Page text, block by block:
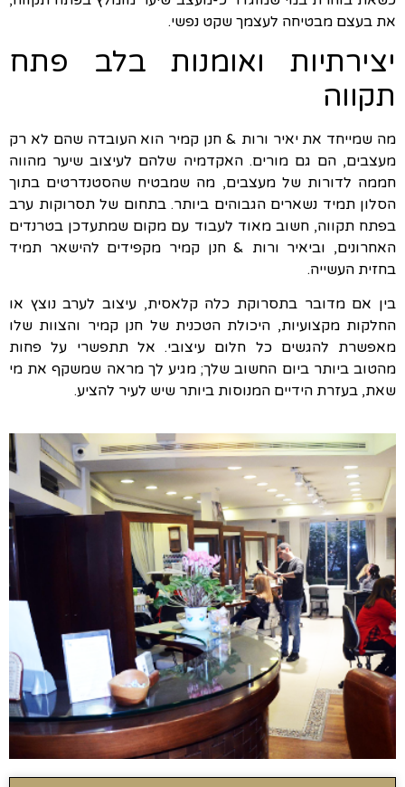
את בעצם מבטיחה לעצמך שקט נפשי.
יצירתיות ואומנות בלב פתח
תקווה
מה שמייחד את יאיר ורות & חנן קמיר הוא העובדה שהם לא רק
מעצבים, הם גם מורים. האקדמיה שלהם לעיצוב שיער מהווה
חממה לדורות של מעצבים, מה שמבטיח שהסטנדרטים בתוך
הסלון תמיד נשארים הגבוהים ביותר. בתחום של תסרוקות ערב
בפתח תקווה, חשוב מאוד לעבוד עם מקום שמתעדכן בטרנדים
האחרונים, וביאיר ורות & חנן קמיר מקפידים להישאר תמיד
בחזית העשייה.
בין אם מדובר בתסרוקת כלה קלאסית, עיצוב לערב נוצץ או
החלקות מקצועיות, היכולת הטכנית של חנן קמיר והצוות שלו
מאפשרת להגשים כל חלום עיצובי. אל תתפשרי על פחות
מהטוב ביותר ביום החשוב שלך; מגיע לך מראה שמשקף את מי
שאת, בעזרת הידיים המנוסות ביותר שיש לעיר להציע.